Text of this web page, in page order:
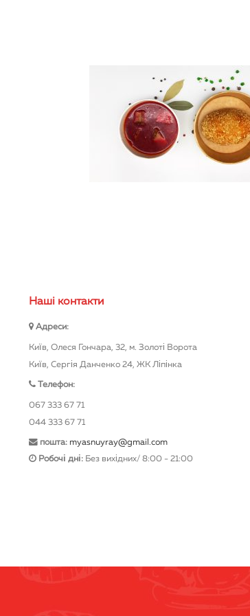
Нашi контакти
Адреси:
Київ, Олеся Гончара, 32, м. Золоті Ворота
Київ, Сергія Данченко 24, ЖК Ліпінка
Телефон:
067 333 67 71
044 333 67 71
пошта: myasnuyray@gmail.com
Робочі дні: Без вихідних/ 8:00 - 21:00